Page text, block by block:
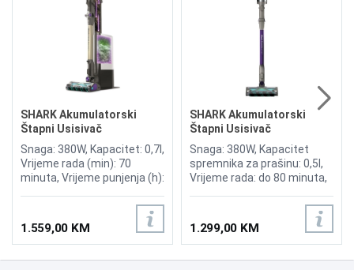
SHARK Akumulatorski
Štapni Usisivač
PowerDetect Clean &
Empty IP3251EUT
Snaga: 380W, Kapacitet: 0,7l,
Vrijeme rada (min): 70
minuta, Vrijeme punjenja (h):
DirectionDetect, DirtDetect,
EdgeDetect, FloorDetect,
Reverse Clean tehnologija,
Anti-Allergen Complete Seal
tehnologija, Shark
1.559,00 KM
SHARK Akumulatorski
Štapni Usisivač
PowerDetect IP1251EUT
Snaga: 380W, Kapacitet
spremnika za prašinu: 0,5l,
Vrijeme rada: do 80 minuta,
DirectionDetect, Anti Hair
Wrap Plus, Lagan i bežičan
za udobnost, Učinkovita
filtracija čistog zraka,
Idealno za male prostore
1.299,00 KM